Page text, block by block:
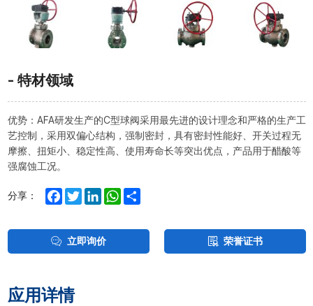
特材领域
优势：AFA研发生产的C型球阀采用最先进的设计理念和严格的生产工
艺控制，采用双偏心结构，强制密封，具有密封性能好、开关过程无
摩擦、扭矩小、稳定性高、使用寿命长等突出优点，产品用于醋酸等
强腐蚀工况。
分享： Facebook
TwitterLinkedInWhatsApp
Share
立即询价 荣誉证书
应用详情